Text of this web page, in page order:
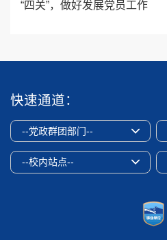
“四关”，做好发展党员工作
快速通道：
--党政群团部门--
--校内站点--